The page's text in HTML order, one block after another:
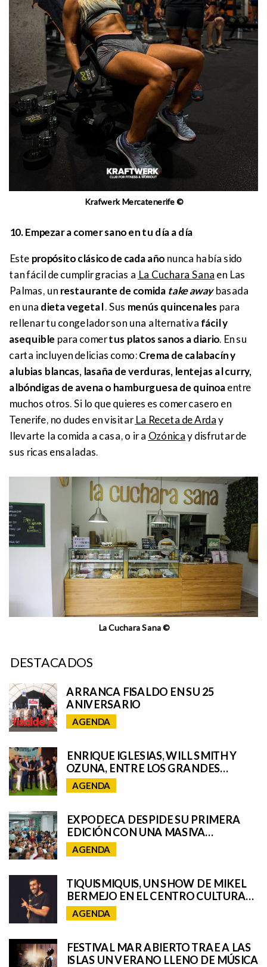
Krafwerk Mercatenerife ©
10. Empezar a comer sano en tu día a día
Este propósito clásico de cada año nunca había sido
tan fácil de cumplir gracias a La Cuchara Sana en Las
Palmas, un restaurante de comida take awaybasada
en una dieta vegetal. Sus menús quincenales para
rellenar tu congelador son una alternativa fácil y
asequible para comertus platos sanos a diario. En su
carta incluyen delicias como:Crema de calabacín y
alubias blancas, lasaña de verduras, lentejas al curry,
albóndigas de avena o hamburguesa de quinoaentre
muchos otros. Si lo que quieres es comer casero en
Tenerife, no dudes en visitarLa Receta de Arday
llevarte la comida a casa, o ir a Ozónicay disfrutar de
sus ricas ensaladas.
La Cuchara Sana ©
DESTACADOS
ARRANCA FISALDO EN SU 25
ANIVERSARIO
AGENDA
ENRIQUE IGLESIAS, WILL SMITH Y
OZUNA, ENTRE LOS GRANDES
NOMBRES DEL GRANCA LIVE FEST
2025, CON SORPRESAS AÚN POR
AGENDA
EXPODECA DESPIDE SU PRIMERA
EDICIÓN CON UNA MASIVA
RESPUESTA DEL PÚBLICO
AGENDA
TIQUISMIQUIS, UN SHOW DE MIKEL
BERMEJO EN EL CENTRO CULTURAL
CICCA
AGENDA
FESTIVAL MAR ABIERTO TRAE A LAS
ISLAS UN VERANO LLENO DE MÚSICA